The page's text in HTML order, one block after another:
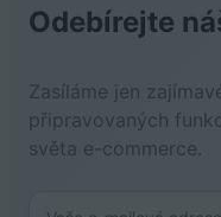
Odebírejte
Zasíláme jen
připravovaných
světa e-commerce.